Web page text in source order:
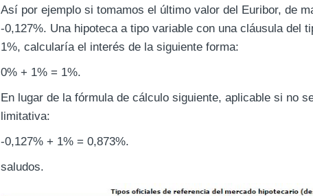
Así por ejemplo si tomamos el último valor del Euribor, de
-0,127%. Una hipoteca a tipo variable con una cláusula del
1%, calcularía el interés de la siguiente forma:
0% + 1% = 1%.
En lugar de la fórmula de cálculo siguiente, aplicable si no
limitativa:
-0,127% + 1% = 0,873%.
saludos.